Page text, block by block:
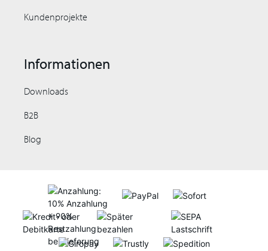
Kundenprojekte
Informationen
Downloads
B2B
Blog